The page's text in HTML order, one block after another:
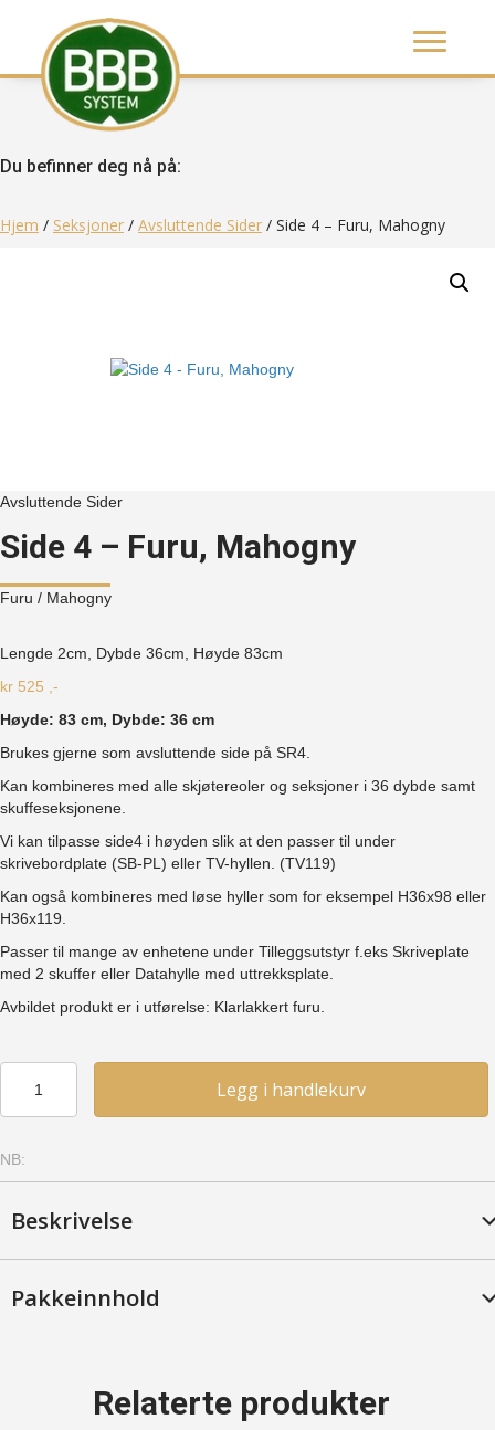
Du befinner deg nå på:
Hjem / Seksjoner / Avsluttende Sider / Side 4 – Furu, Mahogny
Avsluttende Sider
Side 4 – Furu, Mahogny
Furu / Mahogny
Lengde 2cm, Dybde 36cm, Høyde 83cm
kr 525 ,-
Høyde: 83 cm, Dybde: 36 cm
Brukes gjerne som avsluttende side på SR4.
Kan kombineres med alle skjøtereoler og seksjoner i 36 dybde samt
skuffeseksjonene.
Vi kan tilpasse side4 i høyden slik at den passer til under
skrivebordplate (SB-PL) eller TV-hyllen. (TV119)
Kan også kombineres med løse hyller som for eksempel H36x98 eller
H36x119.
Passer til mange av enhetene under Tilleggsutstyr f.eks Skriveplate
med 2 skuffer eller Datahylle med uttrekksplate.
Avbildet produkt er i utførelse: Klarlakkert furu.
-
Mahogny
antall
Legg i handlekurv
NB:
Beskrivelse
Pakkeinnhold
Relaterte produkter